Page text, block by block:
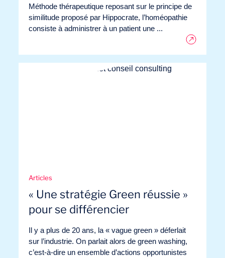
Journal de Bord
Méthode thérapeutique reposant sur le principe de
similitude proposé par Hippocrate, l’homéopathie
consiste à administrer à un patient une ...
Articles
« Une stratégie Green réussie »
pour se différencier
Il y a plus de 20 ans, la « vague green » déferlait
sur l’industrie. On parlait alors de green washing,
c’est-à-dire un ensemble d’actions opportunistes